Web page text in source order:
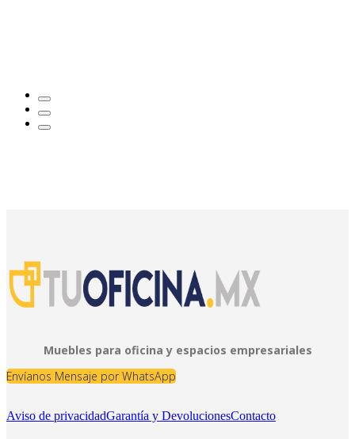
Muebles para oficina y espacios empresariales
Envíanos Mensaje por WhatsApp
Aviso de privacidadGarantía y DevolucionesContacto